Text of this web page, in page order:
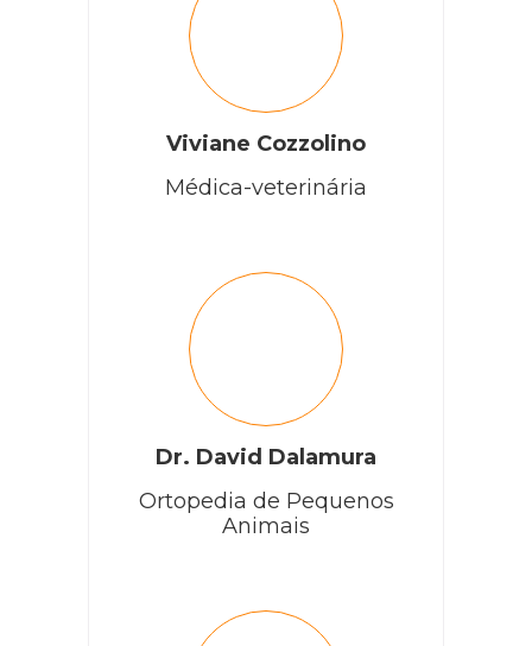
Viviane Cozzolino
Médica-veterinária
Dr. David Dalamura
Ortopedia de Pequenos
Animais